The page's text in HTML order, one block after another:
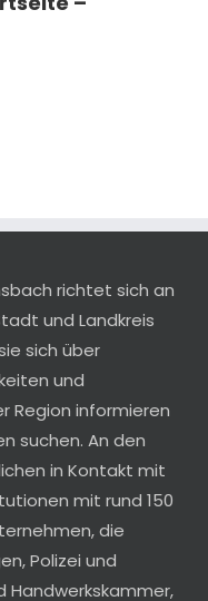
richtet sich an
und Landkreis
sich über
und
Region informieren
suchen. An den
in Kontakt mit
mit rund 150
die
Polizei und
Handwerkskammer,